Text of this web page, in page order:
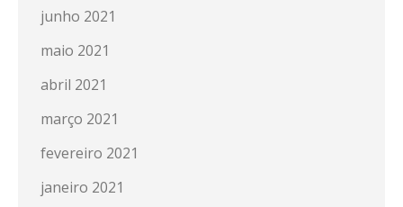
junho 2021
maio 2021
abril 2021
março 2021
fevereiro 2021
janeiro 2021